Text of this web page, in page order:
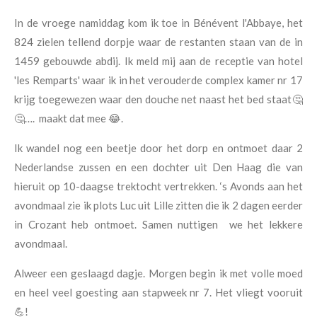
In de vroege namiddag kom ik toe in Bénévent l'Abbaye, het
824 zielen tellend dorpje waar de restanten staan van de in
1459 gebouwde abdij. Ik meld mij aan de receptie van hotel
'les Remparts' waar ik in het verouderde complex kamer nr 17
krijg toegewezen waar den douche net naast het bed staat🤔
🤔…. maakt dat mee 😂.
Ik wandel nog een beetje door het dorp en ontmoet daar 2
Nederlandse zussen en een dochter uit Den Haag die van
hieruit op 10-daagse trektocht vertrekken. ‘s Avonds aan het
avondmaal zie ik plots Luc uit Lille zitten die ik 2 dagen eerder
in Crozant heb ontmoet. Samen nuttigen we het lekkere
avondmaal.
Alweer een geslaagd dagje. Morgen begin ik met volle moed
en heel veel goesting aan stapweek nr 7. Het vliegt vooruit
💪!